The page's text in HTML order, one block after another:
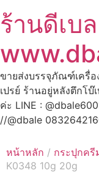
ร้านดีเบล
ขายส่งบรรจุภัณฑ์เครื่
เปรย์ ร้านอยู่หลังตึกโบ๊
ค่ะ LINE :
//@dbale
หน้าหลัก / กระปุกครี
K0348 10g 20g